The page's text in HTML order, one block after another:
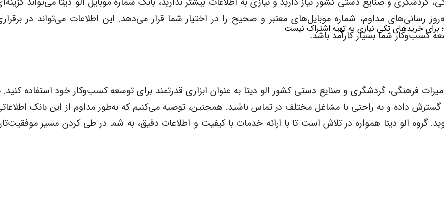
گردشگری و صنایع دستی کشورنیاز دارید و نیازی به اطلاعات بیشتر ندارید، بانک شماره موبایل الو دیتا می‌تواند
رسانی‌های مداوم، شماره موبایل‌های معتبر و صحیح را در اختیار شما قرار می‌دهد. این اطلاعات می‌تواند در
کسب‌وکار شما بسیار کارآمد باشد.
میراث فرهنگی، گردشگری و صنایع دستی کشورالو دیتا به عنوان ابزاری قدرتمند برای توسعه کسب‌وکار خود استفاده کنید.
داده و به راحتی با مشاغل مختلف در تماس باشید. همچنین، توصیه می‌کنیم که به‌طور مداوم از این بانک
گروه الو دیتا همواره در تلاش است تا با ارائه خدمات با کیفیت و اطلاعات دقیق، به شما در طی کردن مسیر
برای خریدهای تکی نیازی به تهیه اشتراک نیست.